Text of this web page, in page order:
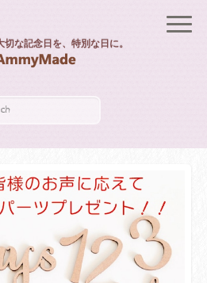
切な記念日を、特別な日に。